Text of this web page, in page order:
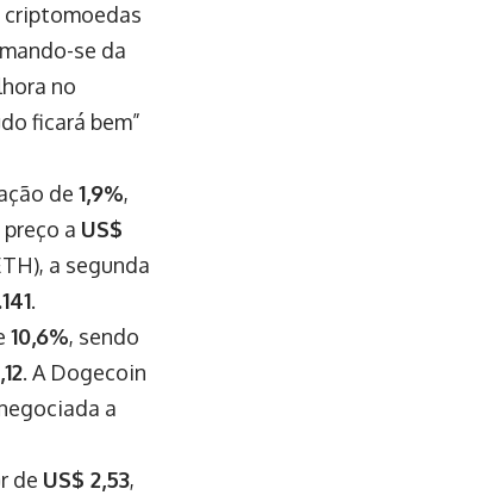
criptomoedas
se da
no
ficará bem”
de 1,9%,
a US$
a segunda
.
10,6%, sendo
. A Dogecoin
a
de US$ 2,53,